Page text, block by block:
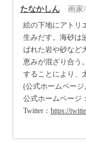
たなかしん 画家
絵の下地にアトリ
生みだす。海砂は
ばれた岩や砂など
恵みが混ざり合う
することにより、
(公式ホームページ
公式ホームページ：
Twitter： https://